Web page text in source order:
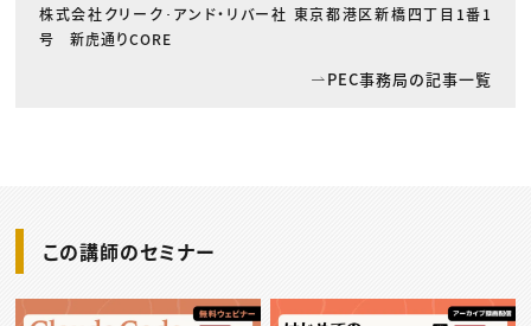
株式会社クリーク･アンド・リバー社 東京都港区新橋四丁目1番1
号 新虎通りCORE
PEC事務局の記事一覧
この講師のセミナー